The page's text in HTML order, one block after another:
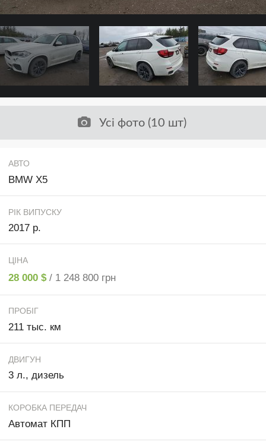
Усі фото (10 шт)
АВТО
BMW X5
РІК ВИПУСКУ
2017 р.
ЦІНА
28 000 $ / 1 248 800 грн
ПРОБІГ
211 тыс. км
ДВИГУН
3 л., дизель
КОРОБКА ПЕРЕДАЧ
Автомат КПП